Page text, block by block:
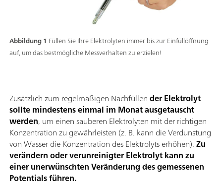
Abbildung 1 Füllen Sie Ihre Elektrolyten immer bis zur Einfüllöffnung
auf, um das bestmögliche Messverhalten zu erzielen!
Zusätzlich zum regelmäßigen Nachfüllender Elektrolyt
sollte mindestens einmal im Monat ausgetauscht
werden, um einen sauberen Elektrolyten mit der richtigen
Konzentration zu gewährleisten (z. B. kann die Verdunstung
von Wasser die Konzentration des Elektrolyts erhöhen).Zu
verändern oder verunreinigter Elektrolyt kann zu
einer unerwünschten Veränderung des gemessenen
Potentials führen.